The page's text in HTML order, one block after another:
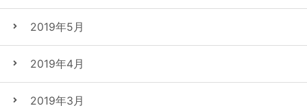
2019年5月
2019年4月
2019年3月